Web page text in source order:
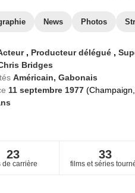
News Photos
, Producteur délégué ,
Bridges
Américain, Gabonais
11 septembre 1977
23
de carrière
33
films et séries